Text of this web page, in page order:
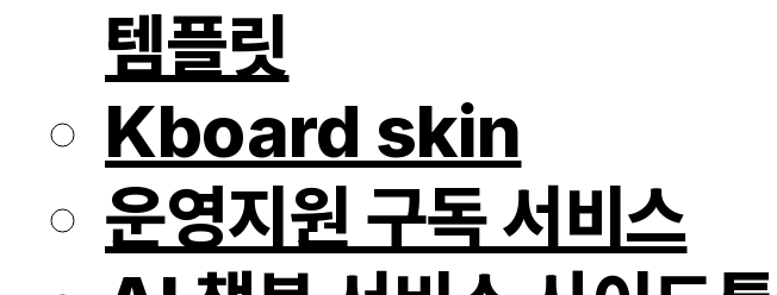
템플릿
Kboard skin
운영지원 구독 서비스